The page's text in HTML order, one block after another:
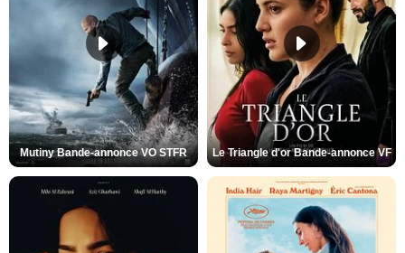
Mutiny Bande-annonce VO STFR Le Triangle d'or Bande-annonce VF